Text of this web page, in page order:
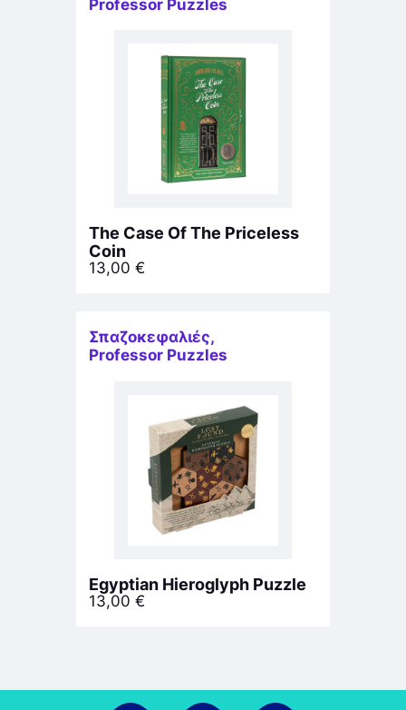
Professor Puzzles
The Case Of The Priceless
Coin
13,00 €
Σπαζοκεφαλιές,
Professor Puzzles
Egyptian Hieroglyph Puzzle
13,00 €